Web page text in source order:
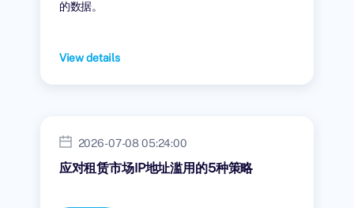
的数据。
View details
2026-07-08 05:24:00
应对租赁市场IP地址滥用的5种策略